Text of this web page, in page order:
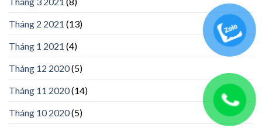
Tháng 2 2021 (13)
Tháng 1 2021 (4)
Tháng 12 2020(5)
Tháng 11 2020(14)
Tháng 10 2020(5)